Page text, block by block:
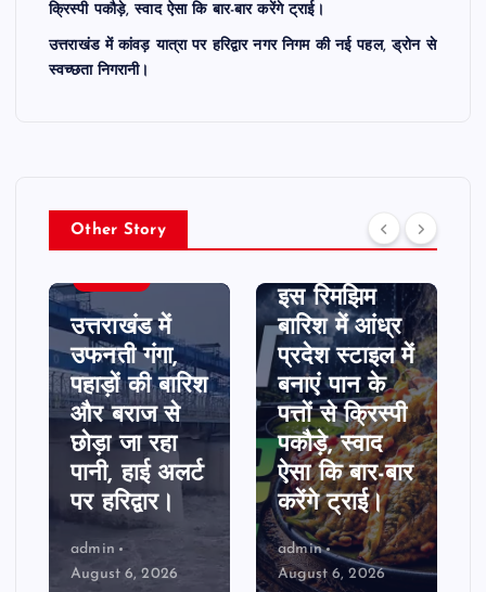
क्रिस्पी पकौड़े, स्वाद ऐसा कि बार-बार करेंगे ट्राई।
उत्तराखंड में कांवड़ यात्रा पर हरिद्वार नगर निगम की नई पहल, ड्रोन से
स्वच्छता निगरानी।
Other Story
उत्तराखंड में
उफनती गंगा,
पहाड़ों की बारिश
और बराज से
छोड़ा जा रहा
पानी, हाई अलर्ट
पर हरिद्वार।
admin
August 6, 2026
उत्तराखण्ड
इस रिमझिम
बारिश में आंध्र
प्रदेश स्टाइल में
बनाएं पान के
पत्तों से क्रिस्पी
पकौड़े, स्वाद
ऐसा कि बार-बार
करेंगे ट्राई।
admin
August 6, 2026